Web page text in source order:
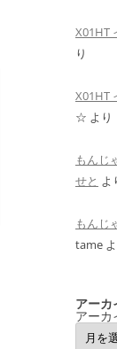
X01HT
り
X01HT
☆ より
もんじ
せと よ
もんじ
tame
アーカ
アーカ